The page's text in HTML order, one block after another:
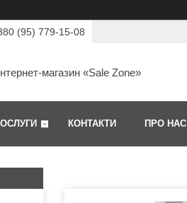
(95) 779-15-08
магазин «Sale Zone»
КОНТАКТИ ПРО НАС